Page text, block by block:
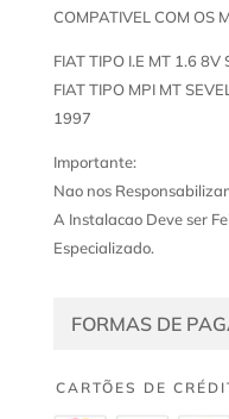
COMPATIVEL COM OS
FIAT TIPO I.E MT 1.6
FIAT TIPO MPI MT
1997
Importante:
Nao nos
A Instalacao Deve ser
Especializado.
FORMAS DE
CARTÕES DE